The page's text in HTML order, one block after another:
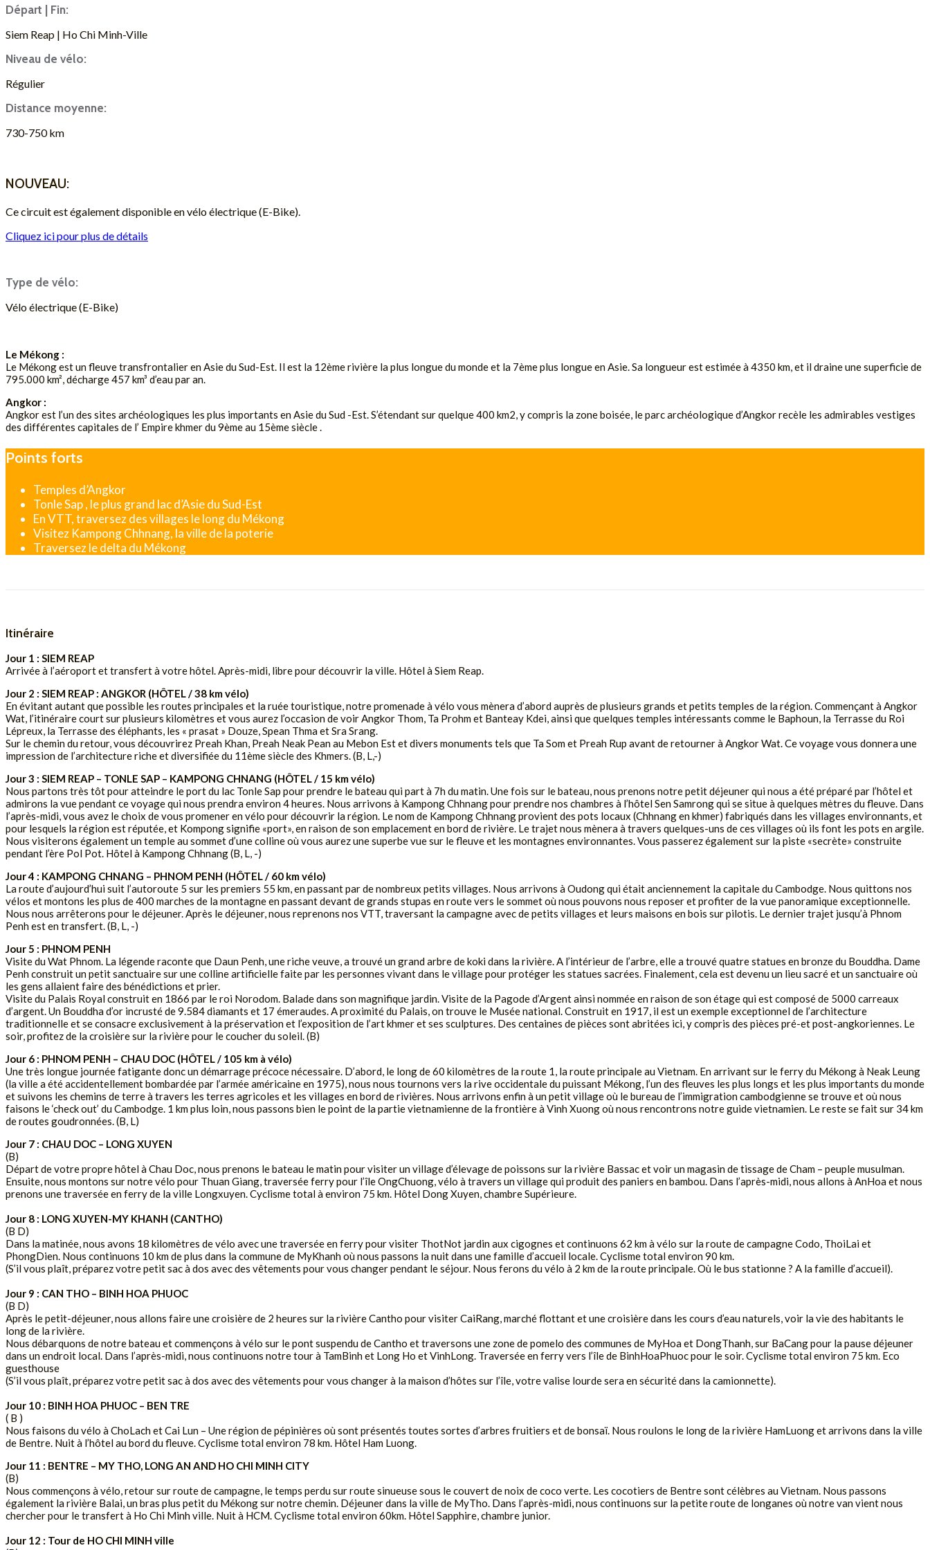
Départ | Fin:
Siem Reap | Ho Chi Minh-Ville
Niveau de vélo:
Régulier
Distance moyenne:
730-750 km
NOUVEAU:
Ce circuit est également disponible en vélo électrique (E-Bike).
Cliquez ici pour plus de détails
Type de vélo:
Vélo électrique (E-Bike)
Le Mékong :
Le Mékong est un fleuve transfrontalier en Asie du Sud-Est. Il est la 12ème rivière la plus longue du monde et la 7ème plus longue en Asie. Sa longueur est estimée à 4350 km, et il draine une superficie de
795.000 km², décharge 457 km³ d’eau par an.
Angkor :
Angkor est l’un des sites archéologiques les plus importants en Asie du Sud -Est. S’étendant sur quelque 400 km2, y compris la zone boisée, le parc archéologique d’Angkor recèle les admirables vestiges
des différentes capitales de l’ Empire khmer du 9ème au 15ème siècle .
Points forts
Temples d’Angkor
Tonle Sap , le plus grand lac d’Asie du Sud-Est
En VTT, traversez des villages le long du Mékong
Visitez Kampong Chhnang, la ville de la poterie
Traversez le delta du Mékong
Itinéraire
Jour 1 : SIEM REAP
Arrivée à l’aéroport et transfert à votre hôtel. Après-midi, libre pour découvrir la ville. Hôtel à Siem Reap.
Jour 2 : SIEM REAP : ANGKOR (HÔTEL / 38 km vélo)
En évitant autant que possible les routes principales et la ruée touristique, notre promenade à vélo vous mènera d’abord auprès de plusieurs grands et petits temples de la région. Commençant à Angkor
Wat, l’itinéraire court sur plusieurs kilomètres et vous aurez l’occasion de voir Angkor Thom, Ta Prohm et Banteay Kdei, ainsi que quelques temples intéressants comme le Baphoun, la Terrasse du Roi
Lépreux, la Terrasse des éléphants, les « prasat » Douze, Spean Thma et Sra Srang.
Sur le chemin du retour, vous découvrirez Preah Khan, Preah Neak Pean au Mebon Est et divers monuments tels que Ta Som et Preah Rup avant de retourner à Angkor Wat. Ce voyage vous donnera une
impression de l’architecture riche et diversifiée du 11ème siècle des Khmers. (B, L,-)
Jour 3 : SIEM REAP – TONLE SAP – KAMPONG CHNANG (HÔTEL / 15 km vélo)
Nous partons très tôt pour atteindre le port du lac Tonle Sap pour prendre le bateau qui part à 7h du matin. Une fois sur le bateau, nous prenons notre petit déjeuner qui nous a été préparé par l’hôtel et
admirons la vue pendant ce voyage qui nous prendra environ 4 heures. Nous arrivons à Kampong Chhnang pour prendre nos chambres à l’hôtel Sen Samrong qui se situe à quelques mètres du fleuve. Dans
l’après-midi, vous avez le choix de vous promener en vélo pour découvrir la région. Le nom de Kampong Chhnang provient des pots locaux (Chhnang en khmer) fabriqués dans les villages environnants, et
pour lesquels la région est réputée, et Kompong signifie «port», en raison de son emplacement en bord de rivière. Le trajet nous mènera à travers quelques-uns de ces villages où ils font les pots en argile.
Nous visiterons également un temple au sommet d’une colline où vous aurez une superbe vue sur le fleuve et les montagnes environnantes. Vous passerez également sur la piste «secrète» construite
pendant l’ère Pol Pot. Hôtel à Kampong Chhnang (B, L, -)
Jour 4 : KAMPONG CHNANG – PHNOM PENH (HÔTEL / 60 km vélo)
La route d’aujourd’hui suit l’autoroute 5 sur les premiers 55 km, en passant par de nombreux petits villages. Nous arrivons à Oudong qui était anciennement la capitale du Cambodge. Nous quittons nos
vélos et montons les plus de 400 marches de la montagne en passant devant de grands stupas en route vers le sommet où nous pouvons nous reposer et profiter de la vue panoramique exceptionnelle.
Nous nous arrêterons pour le déjeuner. Après le déjeuner, nous reprenons nos VTT, traversant la campagne avec de petits villages et leurs maisons en bois sur pilotis. Le dernier trajet jusqu’à Phnom
Penh est en transfert. (B, L, -)
Jour 5 : PHNOM PENH
Visite du Wat Phnom. La légende raconte que Daun Penh, une riche veuve, a trouvé un grand arbre de koki dans la rivière. A l’intérieur de l’arbre, elle a trouvé quatre statues en bronze du Bouddha. Dame
Penh construit un petit sanctuaire sur une colline artificielle faite par les personnes vivant dans le village pour protéger les statues sacrées. Finalement, cela est devenu un lieu sacré et un sanctuaire où
les gens allaient faire des bénédictions et prier.
Visite du Palais Royal construit en 1866 par le roi Norodom. Balade dans son magnifique jardin. Visite de la Pagode d’Argent ainsi nommée en raison de son étage qui est composé de 5000 carreaux
d’argent. Un Bouddha d’or incrusté de 9.584 diamants et 17 émeraudes. A proximité du Palais, on trouve le Musée national. Construit en 1917, il est un exemple exceptionnel de l’architecture
traditionnelle et se consacre exclusivement à la préservation et l’exposition de l’art khmer et ses sculptures. Des centaines de pièces sont abritées ici, y compris des pièces pré-et post-angkoriennes. Le
soir, profitez de la croisière sur la rivière pour le coucher du soleil. (B)
Jour 6 : PHNOM PENH – CHAU DOC (HÔTEL / 105 km à vélo)
Une très longue journée fatigante donc un démarrage précoce nécessaire. D’abord, le long de 60 kilomètres de la route 1, la route principale au Vietnam. En arrivant sur le ferry du Mékong à Neak Leung
(la ville a été accidentellement bombardée par l’armée américaine en 1975), nous nous tournons vers la rive occidentale du puissant Mékong, l’un des fleuves les plus longs et les plus importants du monde
et suivons les chemins de terre à travers les terres agricoles et les villages en bord de rivières. Nous arrivons enfin à un petit village où le bureau de l’immigration cambodgienne se trouve et où nous
faisons le ‘check out’ du Cambodge. 1 km plus loin, nous passons bien le point de la partie vietnamienne de la frontière à Vinh Xuong où nous rencontrons notre guide vietnamien. Le reste se fait sur 34 km
de routes goudronnées. (B, L)
Jour 7 : CHAU DOC – LONG XUYEN
(B)
Départ de votre propre hôtel à Chau Doc, nous prenons le bateau le matin pour visiter un village d’élevage de poissons sur la rivière Bassac et voir un magasin de tissage de Cham – peuple musulman.
Ensuite, nous montons sur notre vélo pour Thuan Giang, traversée ferry pour l’île OngChuong, vélo à travers un village qui produit des paniers en bambou. Dans l’après-midi, nous allons à AnHoa et nous
prenons une traversée en ferry de la ville Longxuyen. Cyclisme total à environ 75 km. Hôtel Dong Xuyen, chambre Supérieure.
Jour 8 : LONG XUYEN-MY KHANH (CANTHO)
(B D)
Dans la matinée, nous avons 18 kilomètres de vélo avec une traversée en ferry pour visiter ThotNot jardin aux cigognes et continuons 62 km à vélo sur la route de campagne Codo, ThoiLai et
PhongDien. Nous continuons 10 km de plus dans la commune de MyKhanh où nous passons la nuit dans une famille d’accueil locale. Cyclisme total environ 90 km.
(S’il vous plaît, préparez votre petit sac à dos avec des vêtements pour vous changer pendant le séjour. Nous ferons du vélo à 2 km de la route principale. Où le bus stationne ? A la famille d’accueil).
Jour 9 : CAN THO – BINH HOA PHUOC
(B D)
Après le petit-déjeuner, nous allons faire une croisière de 2 heures sur la rivière Cantho pour visiter CaiRang, marché flottant et une croisière dans les cours d’eau naturels, voir la vie des habitants le
long de la rivière.
Nous débarquons de notre bateau et commençons à vélo sur le pont suspendu de Cantho et traversons une zone de pomelo des communes de MyHoa et DongThanh, sur BaCang pour la pause déjeuner
dans un endroit local. Dans l’après-midi, nous continuons notre tour à TamBinh et Long Ho et VinhLong. Traversée en ferry vers l’île de BinhHoaPhuoc pour le soir. Cyclisme total environ 75 km. Eco
guesthouse
(S’il vous plaît, préparez votre petit sac à dos avec des vêtements pour vous changer à la maison d’hôtes sur l’île, votre valise lourde sera en sécurité dans la camionnette).
Jour 10 : BINH HOA PHUOC – BEN TRE
( B )
Nous faisons du vélo à ChoLach et Cai Lun – Une région de pépinières où sont présentés toutes sortes d’arbres fruitiers et de bonsaï. Nous roulons le long de la rivière HamLuong et arrivons dans la ville
de Bentre. Nuit à l’hôtel au bord du fleuve. Cyclisme total environ 78 km. Hôtel Ham Luong.
Jour 11 : BENTRE – MY THO, LONG AN AND HO CHI MINH CITY
(B)
Nous commençons à vélo, retour sur route de campagne, le temps perdu sur route sinueuse sous le couvert de noix de coco verte. Les cocotiers de Bentre sont célèbres au Vietnam. Nous passons
également la rivière Balai, un bras plus petit du Mékong sur notre chemin. Déjeuner dans la ville de MyTho. Dans l’après-midi, nous continuons sur la petite route de longanes où notre van vient nous
chercher pour le transfert à Ho Chi Minh ville. Nuit à HCM. Cyclisme total environ 60km. Hôtel Sapphire, chambre junior.
Jour 12 : Tour de HO CHI MINH ville